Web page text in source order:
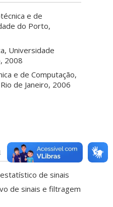
e de
do Porto,
Universidade
2008
e de Computação,
de Janeiro, 2006
de sinais
de sinais e filtragem